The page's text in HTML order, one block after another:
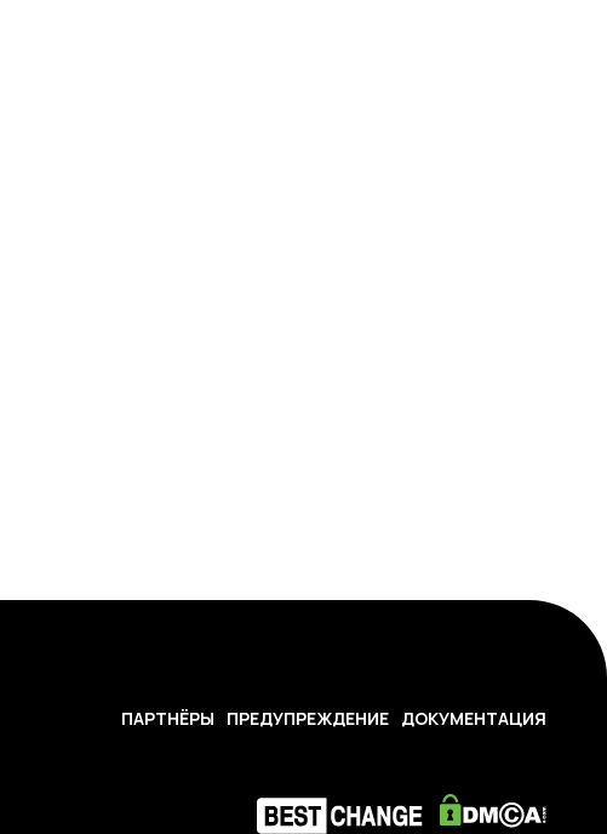
ПАРТНЁРЫ ПРЕДУПРЕЖДЕНИЕ ДОКУМЕНТАЦИЯ